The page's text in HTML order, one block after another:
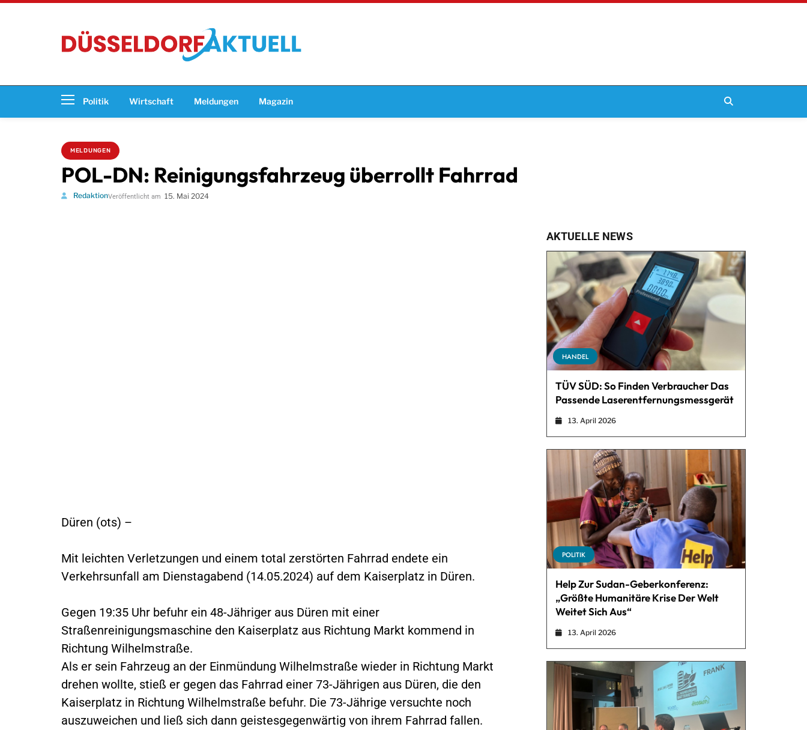
Politik Wirtschaft Meldungen Magazin
MELDUNGEN
POL-DN: Reinigungsfahrzeug überrollt Fahrrad
RedaktionVeröffentlicht am 15. Mai 2024
Düren (ots) –
Mit leichten Verletzungen und einem total zerstörten Fahrrad endete ein
Verkehrsunfall am Dienstagabend (14.05.2024) auf dem Kaiserplatz in Düren.
Gegen 19:35 Uhr befuhr ein 48-Jähriger aus Düren mit einer
Straßenreinigungsmaschine den Kaiserplatz aus Richtung Markt kommend in
Richtung Wilhelmstraße.
Als er sein Fahrzeug an der Einmündung Wilhelmstraße wieder in Richtung Markt
drehen wollte, stieß er gegen das Fahrrad einer 73-Jährigen aus Düren, die den
Kaiserplatz in Richtung Wilhelmstraße befuhr. Die 73-Jährige versuchte noch
auszuweichen und ließ sich dann geistesgegenwärtig von ihrem Fahrrad fallen.
AKTUELLE NEWS
HANDEL
TÜV SÜD: So Finden Verbraucher Das
Passende Laserentfernungsmessgerät
13. April 2026
POLITIK
Help Zur Sudan-Geberkonferenz:
„Größte Humanitäre Krise Der Welt
Weitet Sich Aus“
13. April 2026